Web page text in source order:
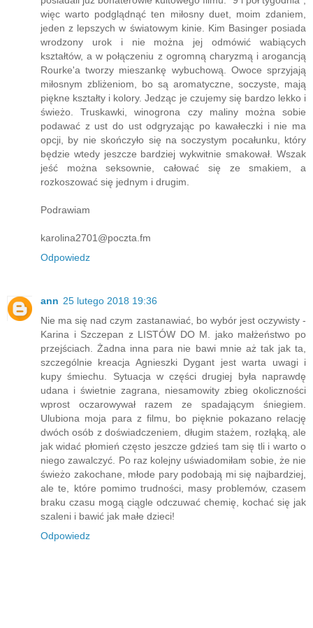
więc warto podglądnąć ten miłosny duet, moim zdaniem,
jeden z lepszych w światowym kinie. Kim Basinger posiada
wrodzony urok i nie można jej odmówić wabiących
kształtów, a w połączeniu z ogromną charyzmą i arogancją
Rourke'a tworzy mieszankę wybuchową. Owoce sprzyjają
miłosnym zbliżeniom, bo są aromatyczne, soczyste, mają
piękne kształty i kolory. Jedząc je czujemy się bardzo lekko i
świeżo. Truskawki, winogrona czy maliny można sobie
podawać z ust do ust odgryzając po kawałeczki i nie ma
opcji, by nie skończyło się na soczystym pocałunku, który
będzie wtedy jeszcze bardziej wykwitnie smakował. Wszak
jeść można seksownie, całować się ze smakiem, a
rozkoszować się jednym i drugim.
Podrawiam
karolina2701@poczta.fm
Odpowiedz
ann 25 lutego 2018 19:36
Nie ma się nad czym zastanawiać, bo wybór jest oczywisty -
Karina i Szczepan z LISTÓW DO M. jako małżeństwo po
przejściach. Żadna inna para nie bawi mnie aż tak jak ta,
szczególnie kreacja Agnieszki Dygant jest warta uwagi i
kupy śmiechu. Sytuacja w części drugiej była naprawdę
udana i świetnie zagrana, niesamowity zbieg okoliczności
wprost oczarowywał razem ze spadającym śniegiem.
Ulubiona moja para z filmu, bo pięknie pokazano relację
dwóch osób z doświadczeniem, długim stażem, rozłąką, ale
jak widać płomień często jeszcze gdzieś tam się tli i warto o
niego zawalczyć. Po raz kolejny uświadomiłam sobie, że nie
świeżo zakochane, młode pary podobają mi się najbardziej,
ale te, które pomimo trudności, masy problemów, czasem
braku czasu mogą ciągle odczuwać chemię, kochać się jak
szaleni i bawić jak małe dzieci!
Odpowiedz